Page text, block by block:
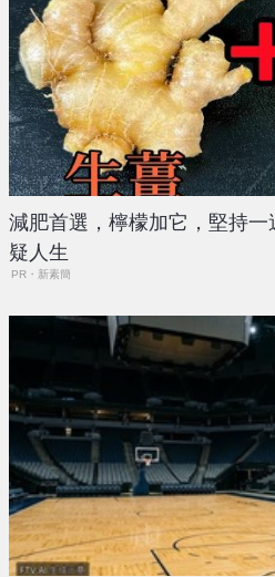
減肥首選，檸檬加它，堅持
疑人生
PR・新素簡